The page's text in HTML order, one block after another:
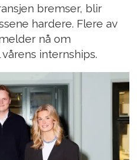
bremser, blir
hardere. Flere av
nå om
internships.